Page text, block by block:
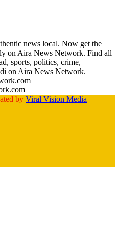
news local. Now get the
on Aira News Network. Find all
sports, politics, crime,
on Aira News Network.
by Viral Vision Media